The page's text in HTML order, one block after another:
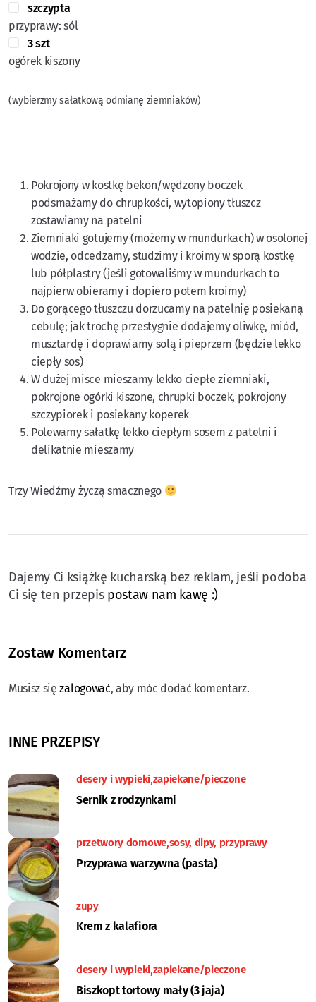
szczypta
przyprawy: sól
3 szt
ogórek kiszony
(wybierzmy sałatkową odmianę ziemniaków)
Pokrojony w kostkę bekon/wędzony boczek
podsmażamy do chrupkości, wytopiony tłuszcz
zostawiamy na patelni
Ziemniaki gotujemy (możemy w mundurkach) w osolonej
wodzie, odcedzamy, studzimy i kroimy w sporą kostkę
lub półplastry (jeśli gotowaliśmy w mundurkach to
najpierw obieramy i dopiero potem kroimy)​
Do gorącego tłuszczu dorzucamy na patelnię posiekaną
cebulę; jak trochę przestygnie dodajemy oliwkę, miód,
musztardę i doprawiamy solą i pieprzem (będzie lekko
ciepły sos) ​
W dużej misce mieszamy lekko ciepłe ziemniaki,
pokrojone ogórki kiszone, chrupki boczek, pokrojony
szczypiorek i posiekany koperek​
Polewamy sałatkę lekko ciepłym sosem z patelni i
delikatnie mieszamy
Trzy Wiedźmy życzą smacznego
postaw nam kawę :)
Zostaw Komentarz
Musisz sięzalogować, aby móc dodać komentarz.
INNE PRZEPISY
desery i wypieki zapiekane/pieczone
Sernik z rodzynkami
przetwory domowe sosy, dipy, przyprawy
Przyprawa warzywna (pasta)
zupy
Krem z kalafiora
desery i wypieki zapiekane/pieczone
Biszkopt tortowy mały (3 jaja)